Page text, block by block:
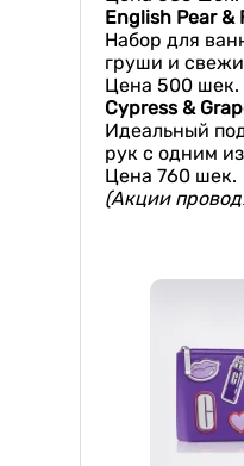
English Pear &
Набор для
груши и
Цена 500 шек.
Cypress &
Идеальный
рук с одним
Цена 760 шек.
(Акции